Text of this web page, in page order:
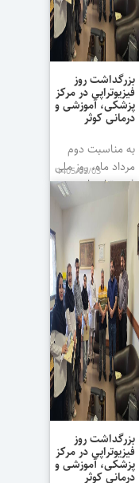
بزرگداشت روز
فیزیوتراپی در مرکز
پزشکی، آموزشی و
درمانی کوثر
به مناسبت دوم
مرداد ماه، روز ملی
فیزیوتراپی از
همکاران بخش
کوثر تجلیل به
عمل آمد.
1405/05/03
بزرگداشت روز
فیزیوتراپی در مرکز
پزشکی، آموزشی و
درمانی کوثر